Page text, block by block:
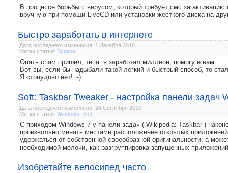
В процессе борьбы с вирусом, который требует смс за
вручную при помощи LiveCD или установки жесткого диска на
Быстро заработать в интернете
Дата последнего изменения: 1 Декабря 2010
Метки статьи: Всякое
Опять спам пришел, типа: я заработал миллион, помогу и вам.
Вот вы, если бы надыбали такой легкий и быстрый способ, то
Я стопудово нет! :-)
Soft: Taskbar Tweaker - настройка панели задач
Дата последнего изменения: 24 Сентября 2010
Метки статьи: Windows Soft
С приходом Windows 7 у панели задач ( Wikipedia: Taskbar )
произвольно менять местами расположение открытых
удержаться от собственной своеобразной оригинальности, а
необходимой мелочи, как разгруппировка запущенных
Изобретайте велосипед часто